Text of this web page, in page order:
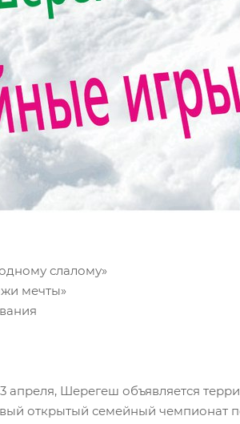
слалому»
мечты»
апреля, Шерегеш объявляется
открытый семейный чемпионат